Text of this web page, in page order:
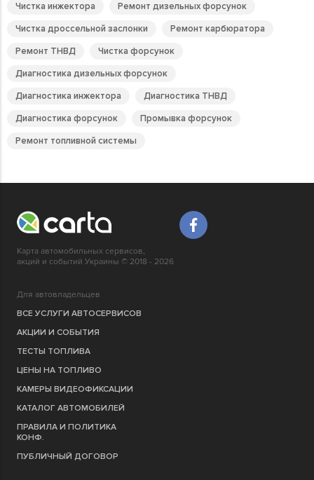
Чистка инжектора
Ремонт дизельных форсунок
Чистка дроссельной заслонки
Ремонт карбюратора
Ремонт ТНВД
Чистка форсунок
Диагностика дизельных форсунок
Диагностика инжектора
Диагностика ТНВД
Диагностика форсунок
Промывка форсунок
Ремонт топливной системы
Карта автомобильных сервисов,
акций и событий Украины © 2018 - 2026
Для автовладельцев
ВСЕ УСЛУГИ АВТОСЕРВИСОВ
АКЦИИ И СОБЫТИЯ
ТЕСТЫ ТОПЛИВА
ЦЕНЫ НА ТОПЛИВО
КАМЕРЫ ВИДЕОФИКСАЦИИ
КАТАЛОГ АВТОМОБИЛЕЙ
ПРАВИЛА И ПОЛИТИКА
КОНФ.
ПУБЛИЧНЫЙ ДОГОВОР